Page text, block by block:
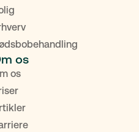
os
os